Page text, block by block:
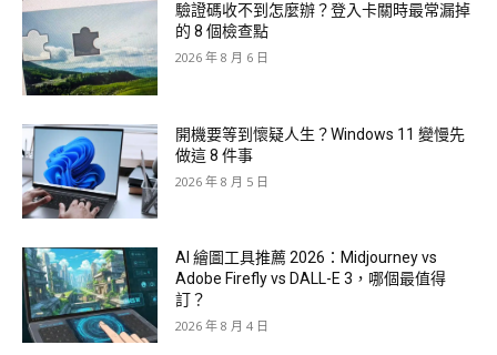
驗證碼收不到怎麼辦？登入卡關時最常漏掉
的 8 個檢查點
2026 年 8 月 6 日
開機要等到懷疑人生？Windows 11 變慢先
做這 8 件事
2026 年 8 月 5 日
AI 繪圖工具推薦 2026：Midjourney vs
Adobe Firefly vs DALL-E 3，哪個最值得
訂？
2026 年 8 月 4 日